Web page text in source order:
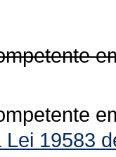
19583